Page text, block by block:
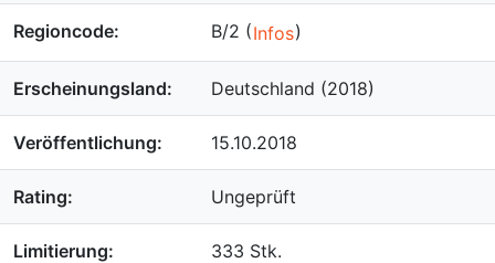
Regioncode: B/2 (Infos)
Erscheinungsland: Deutschland (2018)
Veröffentlichung: 15.10.2018
Rating: Ungeprüft
Limitierung: 333 Stk.